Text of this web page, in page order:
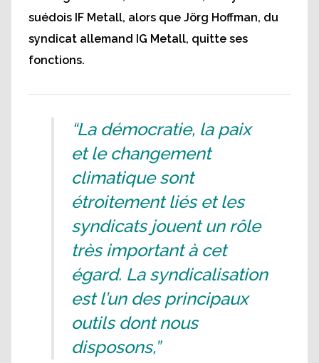
suédois IF Metall, alors que Jörg Hoffman, du
syndicat allemand IG Metall, quitte ses
fonctions.
“La démocratie, la paix
et le changement
climatique sont
étroitement liés et les
syndicats jouent un rôle
très important à cet
égard. La syndicalisation
est l’un des principaux
outils dont nous
disposons,”